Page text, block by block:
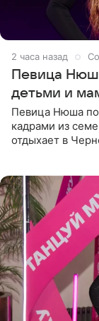
2 часа назад
Певица
детьми и
Певица Нюша
кадрами из
отдыхает в